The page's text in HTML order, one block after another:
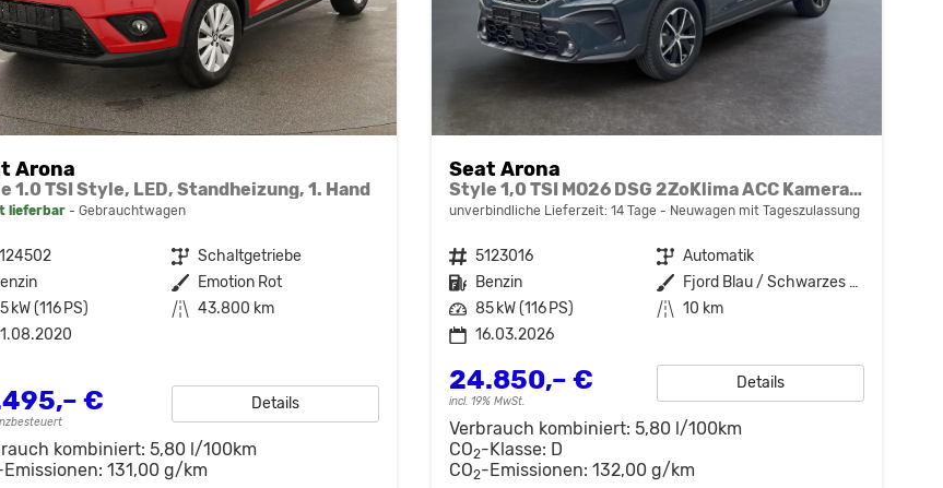
Arona
1.0 TSI Style, LED, Standheizung, 1. Hand
lieferbar Gebrauchtwagen
Getriebe Schaltgetriebe
Außenfarbe Emotion Rot
kW (116 PS) Kilometerstand 43.800 km
€ Details
kombiniert: 5,80 l/100km
131,00 g/km
Seat Arona
Style 1,0 TSI MO26 DSG 2ZoKlima ACC Kamera Sitzheizung Einparkhilfe Apple Car Play 5J Garantie
unverbindliche Lieferzeit: 14 Tage Neuwagen mit Tageszulassung
Fahrzeugnr. 5123016 Getriebe Automatik
Kraftstoff Benzin Außenfarbe
Fjord Blau / Schwarzes Dach
Leistung 85 kW (116 PS) Kilometerstand 10 km
16.03.2026
24.850,– €
incl. 19% MwSt.
Details
Verbrauch kombiniert: 5,80 l/100km
CO2-Klasse: D
CO2-Emissionen: 132,00 g/km